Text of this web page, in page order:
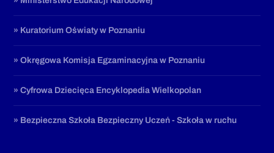
» Kuratorium Oświaty w Poznaniu
» Okręgowa Komisja Egzaminacyjna w Poznaniu
» Cyfrowa Dziecięca Encyklopedia Wielkopolan
» Bezpieczna Szkoła Bezpieczny Uczeń - Szkoła w ruchu